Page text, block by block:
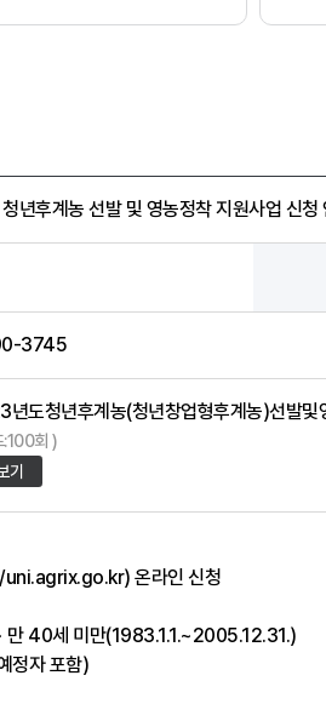
년후계농 선발 및 영농정착 지원사업 신청
3745
도청년후계농(청년창업형후계농)선발
:100회 )
기
uni.agrix.go.kr) 온라인 신청
만 40세 미만(1983.1.1.~2005.12.31.)
정자 포함)